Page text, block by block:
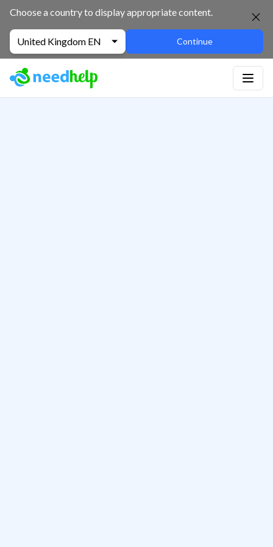
Choose a country to display appropriate content.
United Kingdom EN Continue